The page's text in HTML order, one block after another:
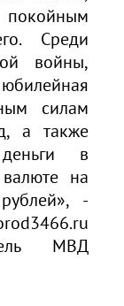
Среди
войны,
силам
а также
в
на
-
МВД